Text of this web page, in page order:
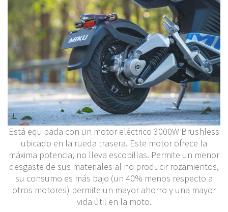
Está equipada con un motor eléctrico 3000W Brushless
ubicado en la rueda trasera. Este motor ofrece la
máxima potencia, no lleva escobillas. Permite un menor
desgaste de sus materiales al no producir rozamientos,
su consumo es más bajo (un 40% menos respecto a
otros motores) permite un mayor ahorro y una mayor
vida útil en la moto.